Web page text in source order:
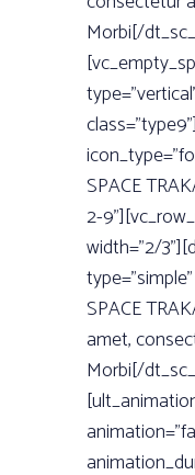
Morbi[/
SPACE
2-
width=”2/
SPACE
amet,
Morbi[/